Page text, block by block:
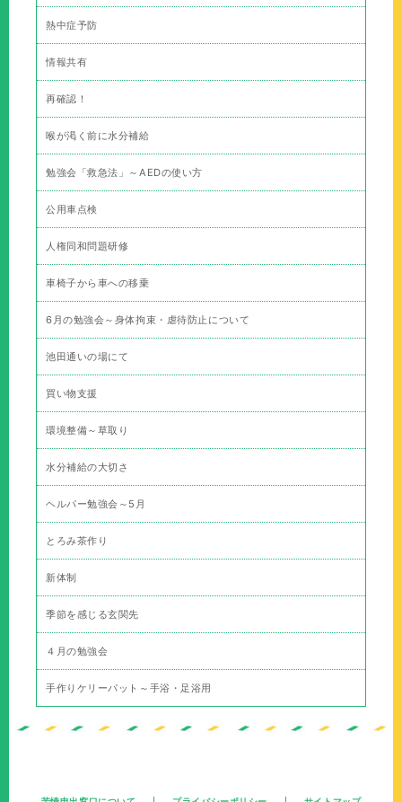
熱中症予防
情報共有
再確認！
喉が渇く前に水分補給
勉強会「救急法」～AEDの使い方
公用車点検
人権同和問題研修
車椅子から車への移乗
6月の勉強会～身体拘束・虐待防止について
池田通いの場にて
買い物支援
環境整備～草取り
水分補給の大切さ
ヘルパー勉強会～5月
とろみ茶作り
新体制
季節を感じる玄関先
４月の勉強会
手作りケリーパット～手浴・足浴用